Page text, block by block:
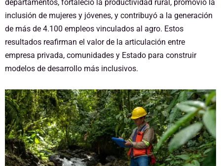
departamentos, fortaleció la productividad rural, promovió la
inclusión de mujeres y jóvenes, y contribuyó a la generación
de más de 4.100 empleos vinculados al agro. Estos
resultados reafirman el valor de la articulación entre
empresa privada, comunidades y Estado para construir
modelos de desarrollo más inclusivos.